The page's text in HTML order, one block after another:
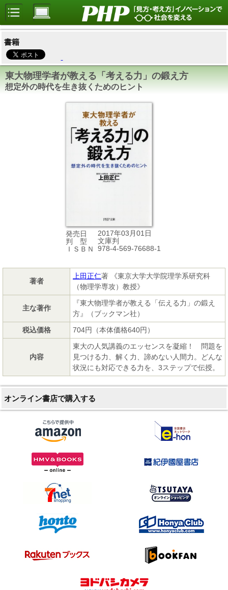
書籍
東大物理学者が教える「考える力」の鍛え方
想定外の時代を生き抜くためのヒント
発売日
2017年03月01日
判 型
文庫判
ＩＳＢＮ
978-4-569-76688-1
著者
上田正仁著 《東京大学大学院理学系研究科
（物理学専攻）教授》
主な著作
『東大物理学者が教える「伝える力」の鍛え
方』（ブックマン社）
税込価格
704円（本体価格640円）
内容
東大の人気講義のエッセンスを凝縮！ 問題を
見つける力、解く力、諦めない人間力。どんな
状況にも対応できる力を、3ステップで伝授。
オンライン書店で購入する